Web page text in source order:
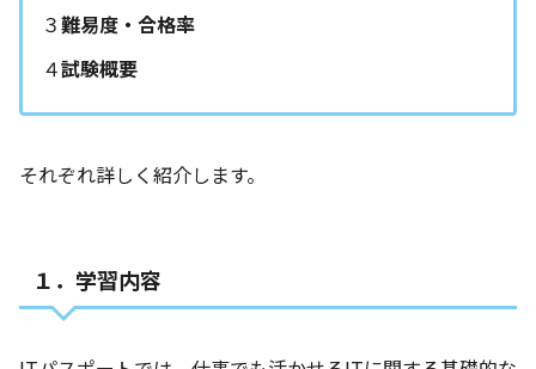
３難易度・合格率
４試験概要
それぞれ詳しく紹介します。
１．学習内容